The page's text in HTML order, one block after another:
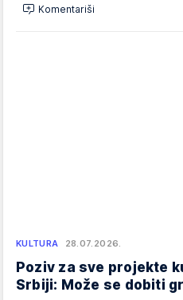
Komentariši
KULTURA 28.07.2026.
Poziv za sve projekte
Srbiji: Može se dobiti